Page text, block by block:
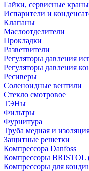
Гайки, сервисные
Испарители и
Клапаны
Маслоотделители
Прокладки
Разветвители
Регуляторы давления
Регуляторы давления
Ресиверы
Соленоидные вентили
Стекло смотровое
ТЭНы
Фильтры
Фурнитура
Труба медная и изоляция
Защитные решетки
Компрессора Danfoss
Компрессоры
Компрессоры для